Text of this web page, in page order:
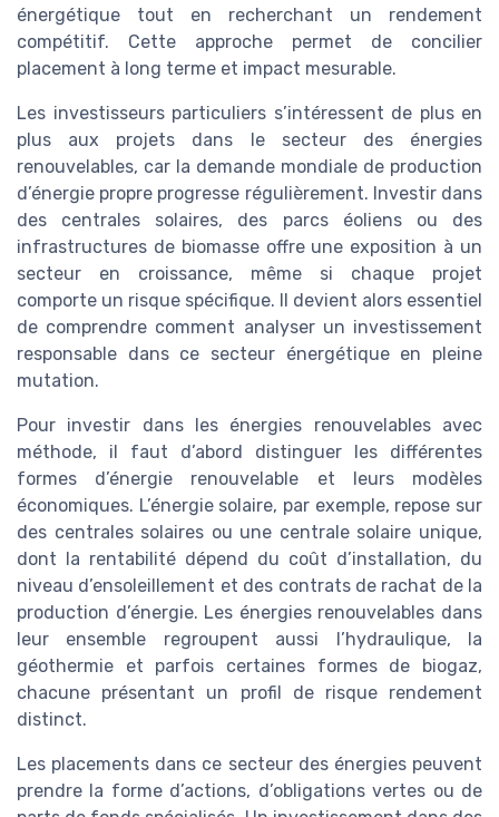
énergétique tout en recherchant un rendement
compétitif. Cette approche permet de concilier
placement à long terme et impact mesurable.
Les investisseurs particuliers s’intéressent de plus en
plus aux projets dans le secteur des énergies
renouvelables, car la demande mondiale de production
d’énergie propre progresse régulièrement. Investir dans
des centrales solaires, des parcs éoliens ou des
infrastructures de biomasse offre une exposition à un
secteur en croissance, même si chaque projet
comporte un risque spécifique. Il devient alors essentiel
de comprendre comment analyser un investissement
responsable dans ce secteur énergétique en pleine
mutation.
Pour investir dans les énergies renouvelables avec
méthode, il faut d’abord distinguer les différentes
formes d’énergie renouvelable et leurs modèles
économiques. L’énergie solaire, par exemple, repose sur
des centrales solaires ou une centrale solaire unique,
dont la rentabilité dépend du coût d’installation, du
niveau d’ensoleillement et des contrats de rachat de la
production d’énergie. Les énergies renouvelables dans
leur ensemble regroupent aussi l’hydraulique, la
géothermie et parfois certaines formes de biogaz,
chacune présentant un profil de risque rendement
distinct.
Les placements dans ce secteur des énergies peuvent
prendre la forme d’actions, d’obligations vertes ou de